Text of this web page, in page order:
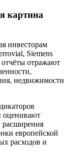
картина
инвесторам
Siemens
отражают
недвижимости
оценивают
расширения
европейской
расходов и